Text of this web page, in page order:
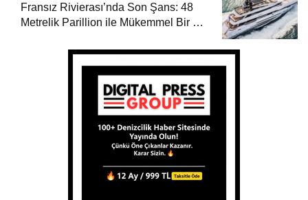
Fransız Rivierası’nda Son Şans: 48
Metrelik Parillion ile Mükemmel Bir Yat